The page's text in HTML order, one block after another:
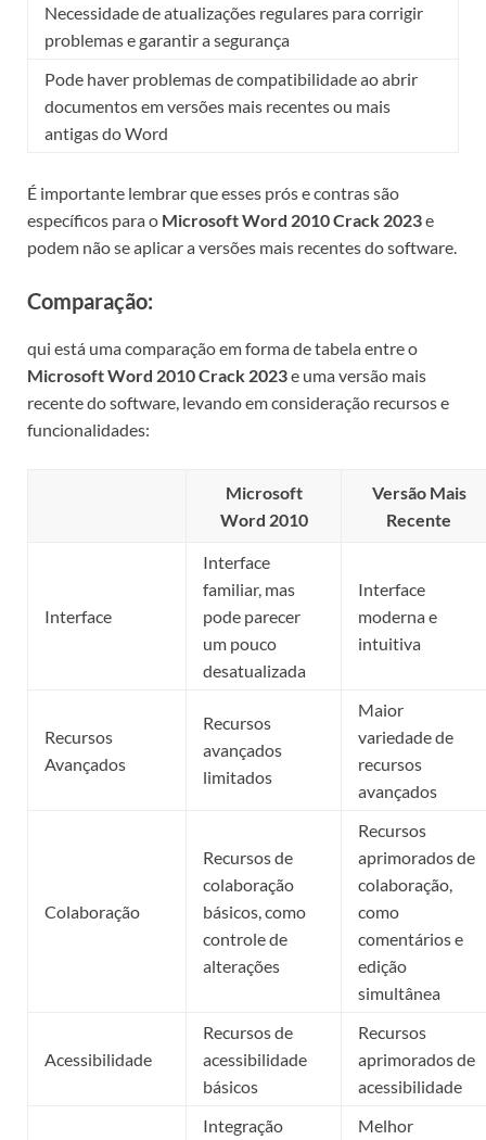
Necessidade de atualizações regulares para corrigir
problemas e garantir a segurança
Pode haver problemas de compatibilidade ao abrir
documentos em versões mais recentes ou mais
antigas do Word
É importante lembrar que esses prós e contras são
específicos para o Microsoft Word 2010 Crack 2023e
podem não se aplicar a versões mais recentes do software.
Comparação:
qui está uma comparação em forma de tabela entre o
Microsoft Word 2010 Crack 2023e uma versão mais
recente do software, levando em consideração recursos e
funcionalidades:
Microsoft
Word 2010
Versão Mais
Recente
Interface
Interface
familiar, mas
pode parecer
um pouco
desatualizada
Interface
moderna e
intuitiva
Recursos
Avançados
Recursos
avançados
limitados
Maior
variedade de
recursos
avançados
Colaboração
Recursos de
colaboração
básicos, como
controle de
alterações
Recursos
aprimorados de
colaboração,
como
comentários e
edição
simultânea
Acessibilidade
Recursos de
acessibilidade
básicos
Recursos
aprimorados de
acessibilidade
Integração
Melhor